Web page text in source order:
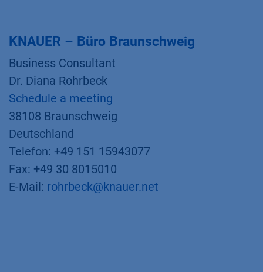
KNAUER – Büro Braunschweig
Business Consultant
Dr. Diana Rohrbeck
Schedule a meeting
38108 Braunschweig
Deutschland
Telefon: +49 151 15943077
Fax: +49 30 8015010
E-Mail: rohrbeck@knauer.net